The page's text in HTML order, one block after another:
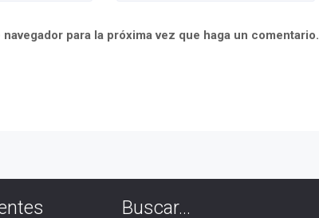
para la próxima vez que haga un comentario.
Buscar…